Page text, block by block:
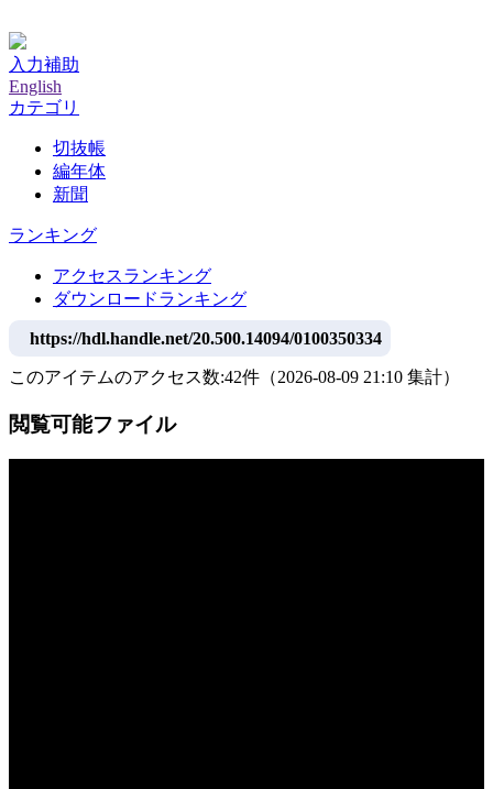
入力補助
English
カテゴリ
切抜帳
編年体
新聞
ランキング
アクセスランキング
ダウンロードランキング
https://hdl.handle.net/20.500.14094/0100350334
このアイテムのアクセス数:42件 （2026-08-09 21:10 集計）
閲覧可能ファイル